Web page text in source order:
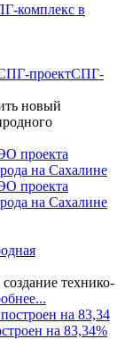
комплекс в
проектСПГ-
новый
проекта
на Сахалине
технико-
на 83,34%